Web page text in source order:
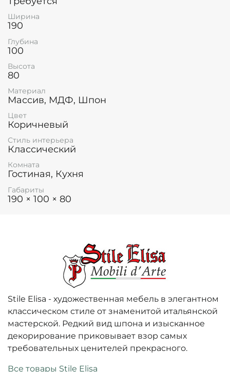
Ширина
190
Глубина
100
Высота
80
Материал
Массив, МДФ, Шпон
Цвет
Коричневый
Стиль интерьера
Классический
Комната
Гостиная, Кухня
Габариты
190 × 100 × 80
Stile Elisa - художественная мебель в элегантном
классическом стиле от знаменитой итальянской
мастерской. Редкий вид шпона и изысканное
декорирование приковывает взор самых
требовательных ценителей прекрасного.
Все товары Stile Elisa